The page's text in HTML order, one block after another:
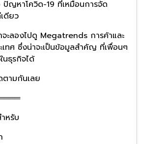
ปัญหาโควิด-19 ที่เหมือนการจัด
ดียว
จะลองไปดู Megatrends การค้าและ
เทศ ซึ่งน่าจะเป็นข้อมูลสำคัญ ที่เพื่อนๆ
นธุรกิจได้
ามกันเลย
หรับ